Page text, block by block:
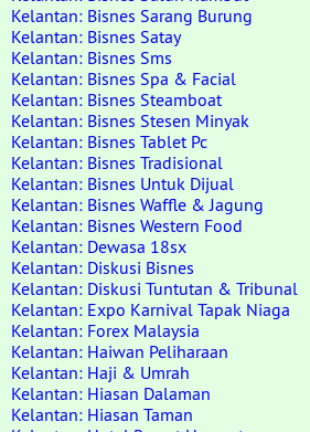
Kelantan: Bisnes Sarang Burung
Kelantan: Bisnes Satay
Kelantan: Bisnes Sms
Kelantan: Bisnes Spa & Facial
Kelantan: Bisnes Steamboat
Kelantan: Bisnes Stesen Minyak
Kelantan: Bisnes Tablet Pc
Kelantan: Bisnes Tradisional
Kelantan: Bisnes Untuk Dijual
Kelantan: Bisnes Waffle & Jagung
Kelantan: Bisnes Western Food
Kelantan: Dewasa 18sx
Kelantan: Diskusi Bisnes
Kelantan: Diskusi Tuntutan & Tribunal
Kelantan: Expo Karnival Tapak Niaga
Kelantan: Forex Malaysia
Kelantan: Haiwan Peliharaan
Kelantan: Haji & Umrah
Kelantan: Hiasan Dalaman
Kelantan: Hiasan Taman